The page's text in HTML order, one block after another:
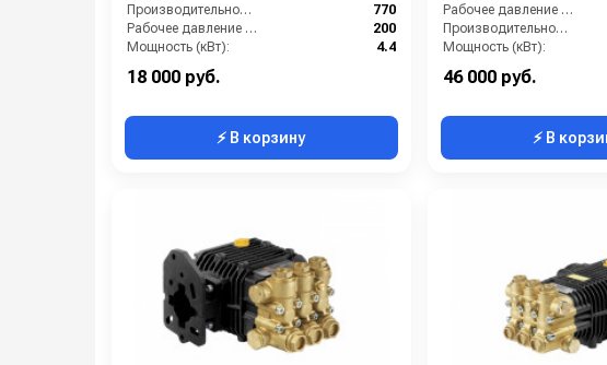
Производительность (л/ч):
770
Рабочее давление (бар):
200
Мощность (кВт):
4.4
18 000 руб.
⚡ В корзину
Рабочее давление (бар):
Производительность (л/мин):
Мощность (кВт):
46 000 руб.
⚡ В